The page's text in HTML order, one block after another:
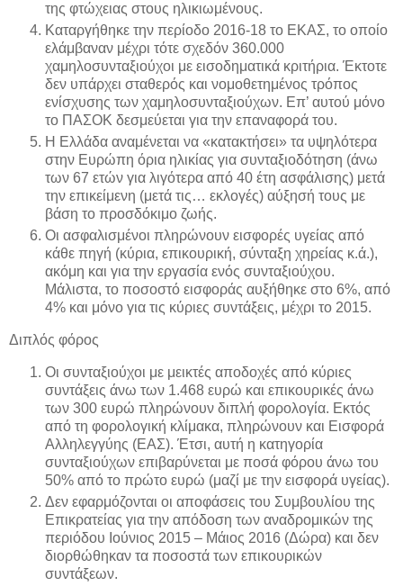
της φτώχειας στους ηλικιωμένους.
Καταργήθηκε την περίοδο 2016-18 το ΕΚΑΣ, το οποίο
ελάμβαναν μέχρι τότε σχεδόν 360.000
χαμηλοσυνταξιούχοι με εισοδηματικά κριτήρια. Έκτοτε
δεν υπάρχει σταθερός και νομοθετημένος τρόπος
ενίσχυσης των χαμηλοσυνταξιούχων. Επ’ αυτού μόνο
το ΠΑΣΟΚ δεσμεύεται για την επαναφορά του.
Η Ελλάδα αναμένεται να «κατακτήσει» τα υψηλότερα
στην Ευρώπη όρια ηλικίας για συνταξιοδότηση (άνω
των 67 ετών για λιγότερα από 40 έτη ασφάλισης) μετά
την επικείμενη (μετά τις… εκλογές) αύξησή τους με
βάση το προσδόκιμο ζωής.
Οι ασφαλισμένοι πληρώνουν εισφορές υγείας από
κάθε πηγή (κύρια, επικουρική, σύνταξη χηρείας κ.ά.),
ακόμη και για την εργασία ενός συνταξιούχου.
Μάλιστα, το ποσοστό εισφοράς αυξήθηκε στο 6%, από
4% και μόνο για τις κύριες συντάξεις, μέχρι το 2015.
Διπλός φόρος
Οι συνταξιούχοι με μεικτές αποδοχές από κύριες
συντάξεις άνω των 1.468 ευρώ και επικουρικές άνω
των 300 ευρώ πληρώνουν διπλή φορολογία. Εκτός
από τη φορολογική κλίμακα, πληρώνουν και Εισφορά
Αλληλεγγύης (ΕΑΣ). Έτσι, αυτή η κατηγορία
συνταξιούχων επιβαρύνεται με ποσά φόρου άνω του
50% από το πρώτο ευρώ (μαζί με την εισφορά υγείας).
Δεν εφαρμόζονται οι αποφάσεις του Συμβουλίου της
Επικρατείας για την απόδοση των αναδρομικών της
περιόδου Ιούνιος 2015 – Μάιος 2016 (Δώρα) και δεν
διορθώθηκαν τα ποσοστά των επικουρικών
συντάξεων.